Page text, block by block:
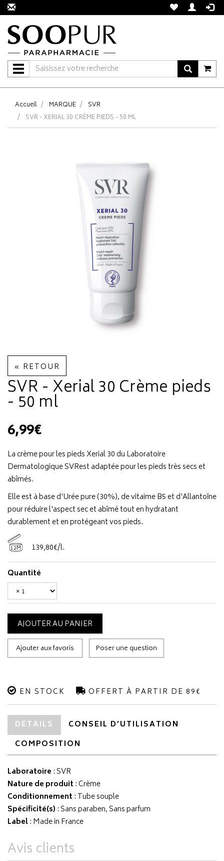
Navigation
Accueil MARQUE
SVR
SVR - XERIAL 30 CRÈME PIEDS - 50 ML
« RETOUR
SVR - Xerial 30 Crème pieds
- 50 ml
6,99€
La crème pour les pieds Xerial 30 du Laboratoire
Dermatologique SVRest adaptée pour les pieds très secs et
abîmés.
Elle est à base d'Urée pure (30%), de vitaime B5 et d'Allantoïne
pour réduire l'aspect sec et abîmé tout en hydratant
durablement et en protégeant vos pieds.
12M 139,80€/l.
Quantité
AJOUTER AU PANIER
Ajouter aux favoris Poser une question
EN STOCK OFFERT À PARTIR DE 89€
DÉTAILS
CONSEIL D’UTILISATION
COMPOSITION
Laboratoire :SVR
Nature de produit : Crème
Conditionnement : Tube souple
Spécificité(s) : Sans paraben, Sans parfum
Label: Made in France
Avis clients